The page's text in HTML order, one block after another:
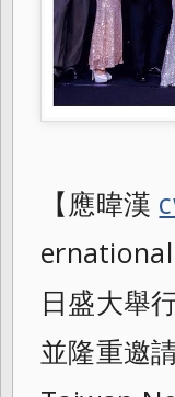
【應暐漢
日盛大舉
並隆重邀